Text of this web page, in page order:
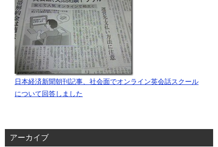
日本経済新聞朝刊記事、社会面でオンライン英会話スクール
について回答しました
アーカイブ